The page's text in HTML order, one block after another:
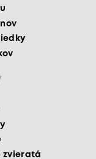
zvieratá